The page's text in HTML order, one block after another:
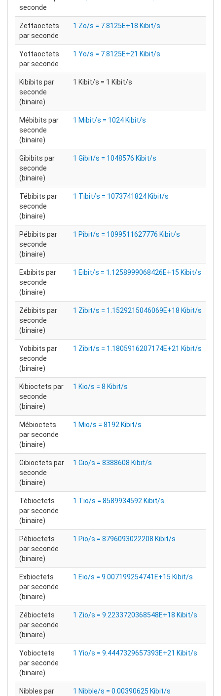
seconde
Zettaoctets
par seconde
1 Zo/s = 7.8125E+18 Kibit/s
Yottaoctets
par seconde
1 Yo/s = 7.8125E+21 Kibit/s
Kibibits par
seconde
(binaire)
1 Kibit/s = 1 Kibit/s
Mébibits par
seconde
(binaire)
1 Mibit/s = 1024 Kibit/s
Gibibits par
seconde
(binaire)
1 Gibit/s = 1048576 Kibit/s
Tébibits par
seconde
(binaire)
1 Tibit/s = 1073741824 Kibit/s
Pébibits par
seconde
(binaire)
1 Pibit/s = 1099511627776 Kibit/s
Exbibits par
seconde
(binaire)
1 Eibit/s = 1.1258999068426E+15 Kibit/s
Zébibits par
seconde
(binaire)
1 Zibit/s = 1.1529215046069E+18 Kibit/s
Yobibits par
seconde
(binaire)
1 Zibit/s = 1.1805916207174E+21 Kibit/s
Kibioctets par
seconde
(binaire)
1 Kio/s = 8 Kibit/s
Mébioctets
par seconde
(binaire)
1 Mio/s = 8192 Kibit/s
Gibioctets par
seconde
(binaire)
1 Gio/s = 8388608 Kibit/s
Tébioctets
par seconde
(binaire)
1 Tio/s = 8589934592 Kibit/s
Pébioctets
par seconde
(binaire)
1 Pio/s = 8796093022208 Kibit/s
Exbioctets
par seconde
(binaire)
1 Eio/s = 9.007199254741E+15 Kibit/s
Zébioctets
par seconde
(binaire)
1 Zio/s = 9.2233720368548E+18 Kibit/s
Yobioctets
par seconde
(binaire)
1 Yio/s = 9.4447329657393E+21 Kibit/s
Nibbles par 1 Nibble/s = 0.00390625 Kibit/s